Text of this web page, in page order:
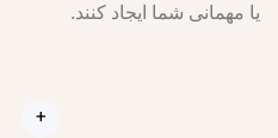
یا مهمانی شما ایجاد کنند.
+